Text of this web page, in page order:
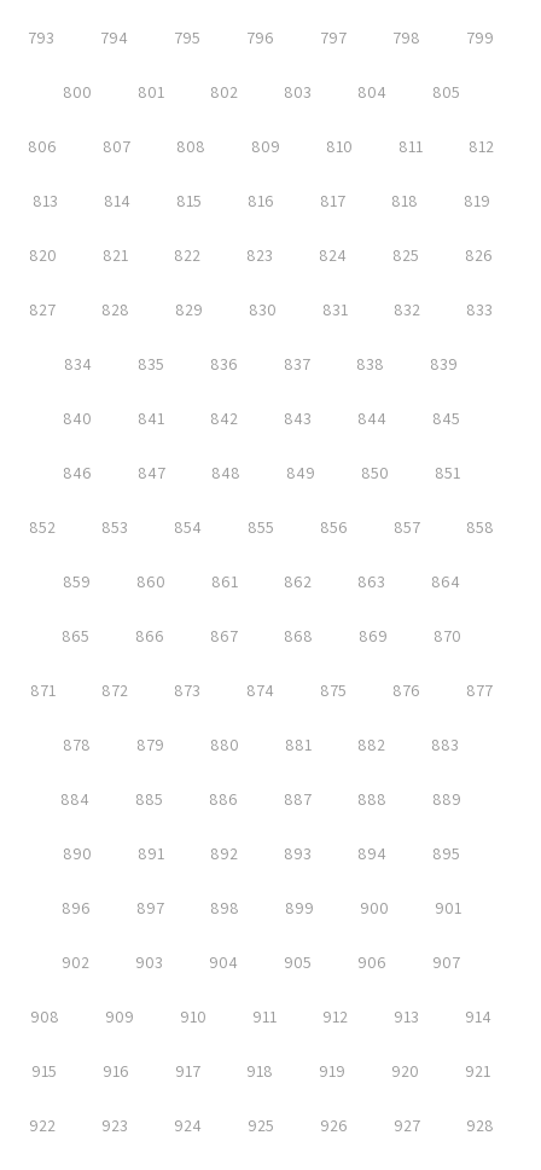
793 794 795 796 797 798 799
800 801 802 803 804 805
806 807 808 809 810 811 812
813 814 815 816 817 818 819
820 821 822 823 824 825 826
827 828 829 830 831 832 833
834 835 836 837 838 839
840 841 842 843 844 845
846 847 848 849 850 851
852 853 854 855 856 857 858
859 860 861 862 863 864
865 866 867 868 869 870
871 872 873 874 875 876 877
878 879 880 881 882 883
884 885 886 887 888 889
890 891 892 893 894 895
896 897 898 899 900 901
902 903 904 905 906 907
908 909 910 911 912 913 914
915 916 917 918 919 920 921
922 923 924 925 926 927 928